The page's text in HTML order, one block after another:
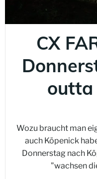
CX
outta
Wozu braucht man
auch Köpenick
Donnerstag nach
"wachsen